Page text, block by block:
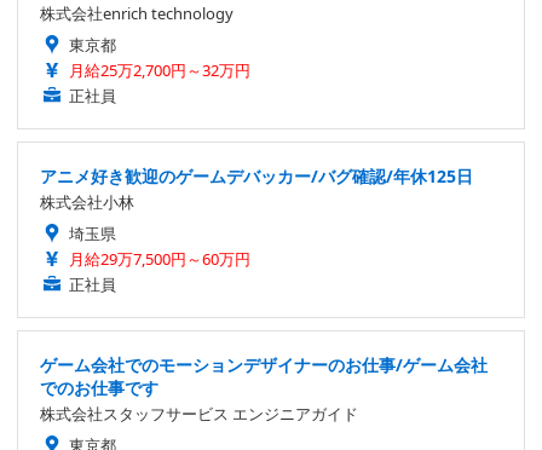
株式会社enrich technology
東京都
月給25万2,700円～32万円
正社員
アニメ好き歓迎のゲームデバッカー/バグ確認/年休125日
株式会社小林
埼玉県
月給29万7,500円～60万円
正社員
ゲーム会社でのモーションデザイナーのお仕事/ゲーム会社
でのお仕事です
株式会社スタッフサービス エンジニアガイド
東京都